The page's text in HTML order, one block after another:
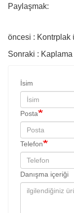
Paylaşmak:
Sonraki :
İsim
Posta
Telefon
Danışma içeriği